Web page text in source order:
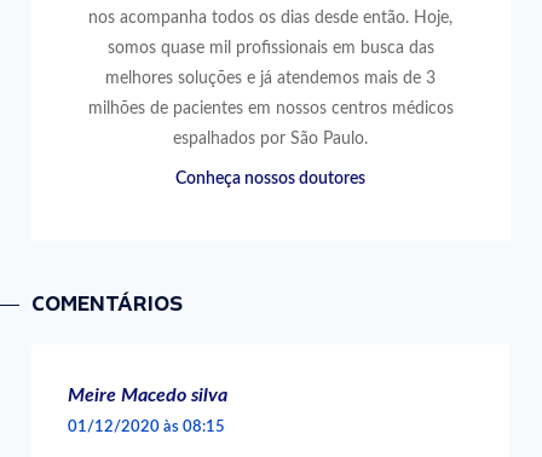
nos acompanha todos os dias desde então. Hoje,
somos quase mil profissionais em busca das
melhores soluções e já atendemos mais de 3
milhões de pacientes em nossos centros médicos
espalhados por São Paulo.
Conheça nossos doutores
COMENTÁRIOS
Meire Macedo silva
01/12/2020 às 08:15